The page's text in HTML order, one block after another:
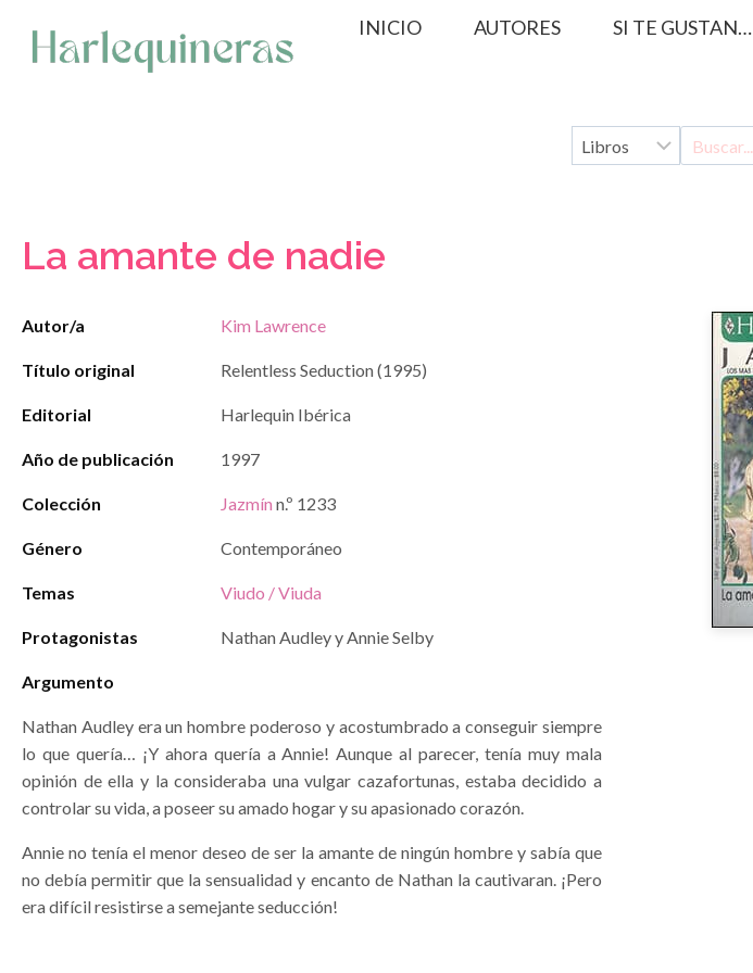
contenido
INICIO AUTORES SI TE GUSTAN…
La amante de nadie
Autor/a Kim Lawrence
Título original Relentless Seduction (1995)
Editorial Harlequin Ibérica
Año de publicación 1997
Colección Jazmín n.º 1233
Género Contemporáneo
Temas Viudo / Viuda
Protagonistas Nathan Audley y Annie Selby
Argumento
Nathan Audley era un hombre poderoso y acostumbrado a conseguir siempre
lo que quería… ¡Y ahora quería a Annie! Aunque al parecer, tenía muy mala
opinión de ella y la consideraba una vulgar cazafortunas, estaba decidido a
controlar su vida, a poseer su amado hogar y su apasionado corazón.
Annie no tenía el menor deseo de ser la amante de ningún hombre y sabía que
no debía permitir que la sensualidad y encanto de Nathan la cautivaran. ¡Pero
era difícil resistirse a semejante seducción!